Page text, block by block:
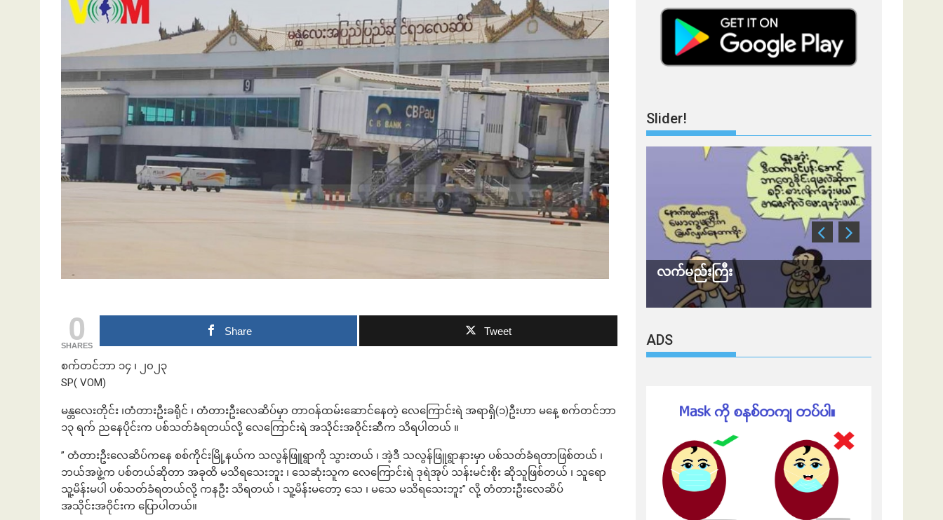
0
SHARES
Share Tweet
စက်တင်ဘာ ၁၄ ၊ ၂၀၂၃
SP( VOM)
မန္တလေးတိုင်း ၊တံတားဦးခရိုင် ၊ တံတားဦးလေဆိပ်မှာ တာဝန်ထမ်းဆောင်နေတဲ့ လေကြောင်းရဲ အရာရှိ(၁)ဦးဟာ မနေ့ စက်တင်ဘာ
၁၃ ရက် ညနေပိုင်းက ပစ်သတ်ခံရတယ်လို့ လေကြောင်းရဲ အသိုင်းအဝိုင်းဆီက သိရပါတယ် ။
” တံတားဦးလေဆိပ်ကနေ စစ်ကိုင်းမြို့နယ်က သလွန်ဖြူရွာကို သွားတယ် ၊ အဲ့ဒီ သလွန်ဖြူရွာနားမှာ ပစ်သတ်ခံရတာဖြစ်တယ် ၊
ဘယ်အဖွဲ့က ပစ်တယ်ဆိုတာ အခုထိ မသိရသေးဘူး ၊ သေဆုံးသူက လေကြောင်းရဲ ဒုရဲအုပ် သန်းမင်းစိုး ဆိုသူဖြစ်တယ် ၊ သူရော
သူ့မိန်းမပါ ပစ်သတ်ခံရတယ်လို့ ကနဦး သိရတယ် ၊ သူ့မိန်းမတော့ သေ ၊ မသေ မသိရသေးဘူး” လို့ တံတားဦးလေဆိပ်
အသိုင်းအဝိုင်းက ပြောပါတယ်။
Slider!
လက်မည်းကြီး
ADS